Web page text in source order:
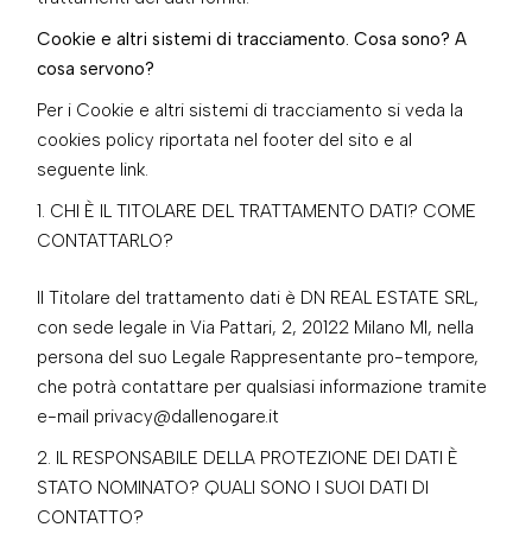
Cookie e altri sistemi di tracciamento. Cosa sono? A
cosa servono?
Per i Cookie e altri sistemi di tracciamento si veda la
cookies policy riportata nel footer del sito e al
seguente link.
CHI È IL TITOLARE DEL TRATTAMENTO DATI? COME
CONTATTARLO?
Il Titolare del trattamento dati è DN REAL ESTATE SRL,
con sede legale in Via Pattari, 2, 20122 Milano MI, nella
persona del suo Legale Rappresentante pro-tempore,
che potrà contattare per qualsiasi informazione tramite
e-mail privacy@dallenogare.it
IL RESPONSABILE DELLA PROTEZIONE DEI DATI È
STATO NOMINATO? QUALI SONO I SUOI DATI DI
CONTATTO?